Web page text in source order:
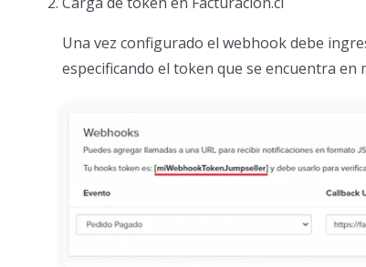
Una vez configurado el webhook debe
especificando el token que se encuentra en